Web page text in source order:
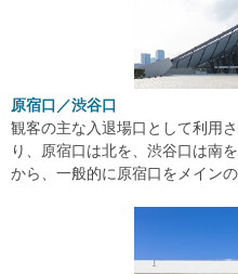
原宿口／渋谷口
観客の主な入退場口として利用
り、原宿口は北を、渋谷口は南
から、一般的に原宿口をメイン